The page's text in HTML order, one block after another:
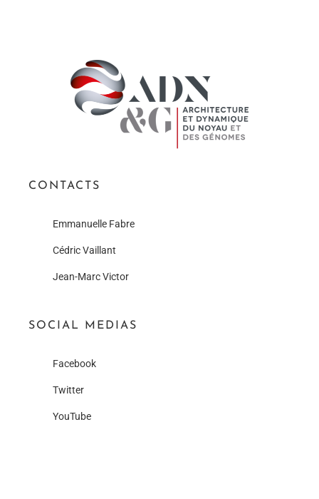
CONTACTS
Emmanuelle Fabre
Cédric Vaillant
Jean-Marc Victor
SOCIAL MEDIAS
Facebook
Twitter
YouTube